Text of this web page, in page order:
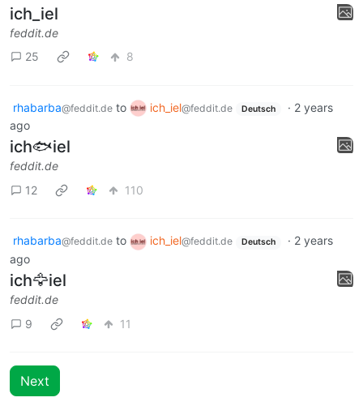
ich_iel
feddit.de
25
8
rhabarba@feddit.de to ich_iel@feddit.de Deutsch · 2 years
ago
ich🐟iel
feddit.de
12
110
rhabarba@feddit.de to ich_iel@feddit.de Deutsch · 2 years
ago
ich🦅iel
feddit.de
9
11
Next